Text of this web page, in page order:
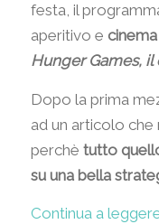
festa, il
aperitivo e
Hunger Games, il
Dopo la prima
ad un articolo
perchè tutto
su una bella
Continua a